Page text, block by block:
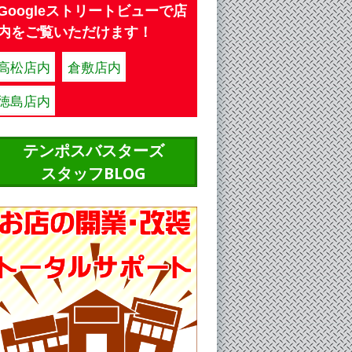
ストリートビューで店
をご覧いただけます！
松店内
倉敷店内
島店内
テンポスバスターズ
スタッフBLOG